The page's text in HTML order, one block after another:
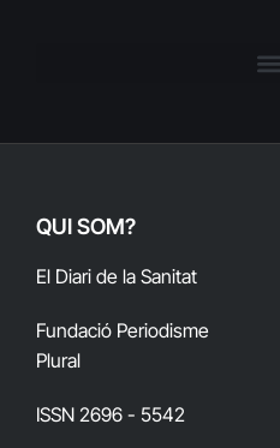
QUI SOM?
El Diari de la Sanitat
Fundació Periodisme
Plural
ISSN 2696 - 5542